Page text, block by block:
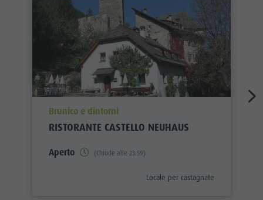
aria.poi_location_prefix
Brunico e dintorni
RISTORANTE CASTELLO NEUHAUS
Aperto (Chiude alle 23:59)
aria.poi_category_prefix
Locale per castagnate